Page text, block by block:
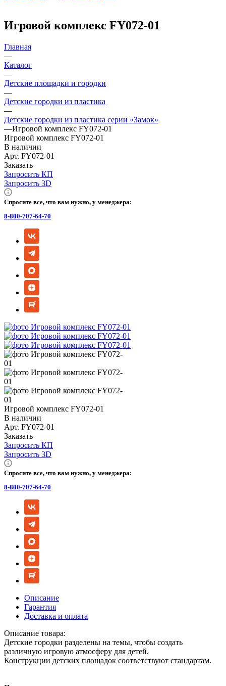
Игровой комплекс FY072-01
Главная
—
Каталог
—
Детские площадки и городки
—
Детские городки из пластика
—
Детские городки из пластика серии «Замок»
—Игровой комплекс FY072-01
Игровой комплекс FY072-01
В наличии
Арт. FY072-01
Заказать
Запросить КП
Запросить 3D
Спросите все, что вам нужно, у менеджера:
8-800-707-64-70
Игровой комплекс FY072-01
В наличии
Арт. FY072-01
Заказать
Запросить КП
Запросить 3D
Спросите все, что вам нужно, у менеджера:
8-800-707-64-70
Описание
Гарантия
Доставка и оплата
Описание товара:
Детские городки разделены на темы, чтобы создать
различную игровую атмосферу для детей.
Конструкции детских площадок соответствуют стандартам.